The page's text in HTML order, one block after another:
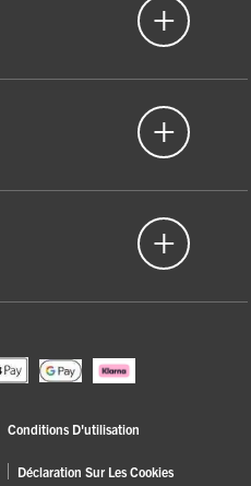
Conditions D'utilisation
Déclaration Sur Les Cookies